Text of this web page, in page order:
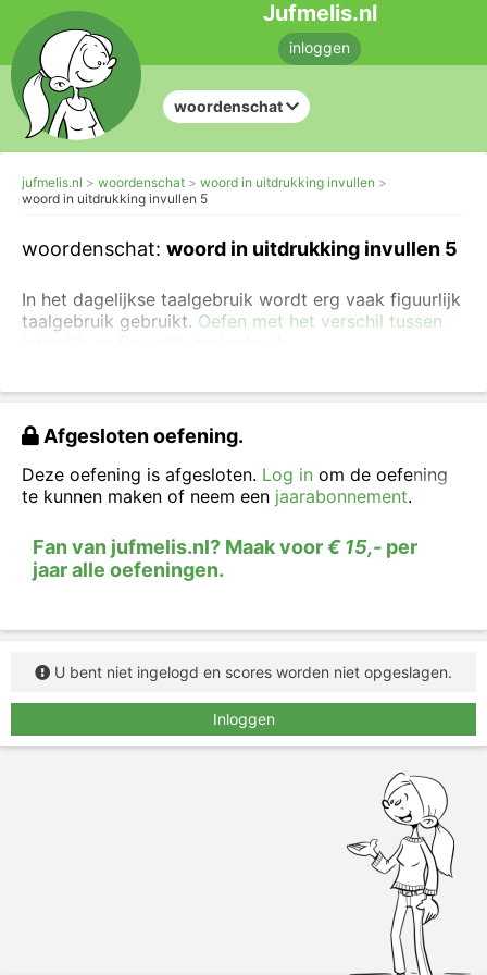
Jufmelis.nl
inloggen
woordenschat
jufmelis.nl woordenschat
woord in uitdrukking invullen
woord in uitdrukking invullen 5
woordenschat: woord in uitdrukking invullen 5
In het dagelijkse taalgebruik wordt erg vaak figuurlijk
taalgebruik gebruikt. Oefen met het verschil tussen
je aan de slag met uitdrukkingen.
Er is steeds een woord weggelaten in de
uitdrukking. Vul het juiste woord in.
Afgesloten oefening.
Deze oefening is afgesloten. Log in om de oefening
te kunnen maken of neem een jaarabonnement.
Fan van jufmelis.nl? Maak voor€ 15,- per
jaar alle oefeningen.
U bent niet ingelogd en scores worden niet opgeslagen.
Inloggen